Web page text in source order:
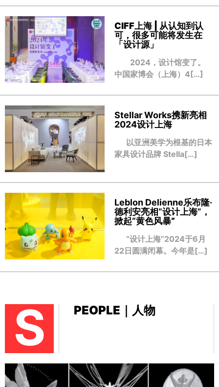
CIFF上海 | 从认知到认
可，很多可能将发生在
「设计源」
2024，设计馆变了。
中国家博会（上海）4[…]
Stellar Works携新亮相
2024设计上海
以亚洲美学为根基的日本
家具设计品牌 Stella[…]
Leblon Delienne乐布隆·
德利安亮相“设计上海”，
掀起“黄色风暴”
“设计上海”2024于6月
22日圆满闭幕。今年是[…]
S PEOPLE｜人物